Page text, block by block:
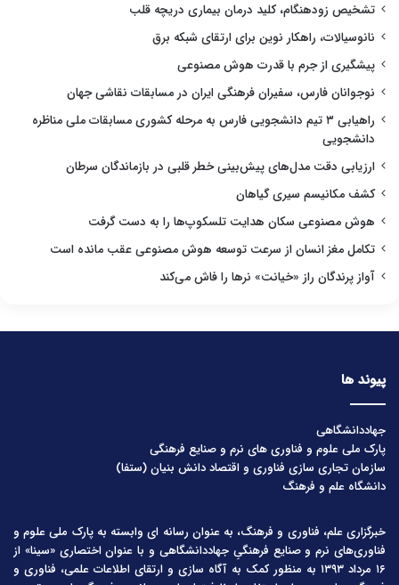
تشخیص زودهنگام، کلید درمان بیماری دریچه قلب
نانوسیالات، راهکار نوین برای ارتقای شبکه برق
پیشگیری از جرم با قدرت هوش مصنوعی
نوجوانان فارس، سفیران فرهنگی ایران در مسابقات نقاشی جهان
راهیابی ۳ تیم دانشجویی فارس به مرحله کشوری مسابقات ملی مناظره
دانشجویی
ارزیابی دقت مدل‌های پیش‌بینی خطر قلبی در بازماندگان سرطان
کشف مکانیسم سیری گیاهان
هوش مصنوعی سکان هدایت تلسکوپ‌ها را به دست گرفت
تکامل مغز انسان از سرعت توسعه هوش مصنوعی عقب مانده است
آواز پرندگان راز «خیانت» نرها را فاش می‌کند
پیوند ها
جهاددانشگاهی
پارک ملی علوم و فناوری های نرم و صنایع فرهنگی
سازمان تجاری سازی فناوری و اقتصاد دانش بنیان (ستفا)
دانشگاه علم و فرهنگ
خبرگزاری علم، فناوری و فرهنگ، به عنوان رسانه ای وابسته به پارک ملی علوم و
فناوری‌های نرم و صنایع فرهنگیِ جهاددانشگاهی و با عنوان اختصاری «سینا» از
۱۶ مرداد ۱۳۹۳ به منظور کمک به آگاه سازی و ارتقای اطلاعات علمی، فناوری و